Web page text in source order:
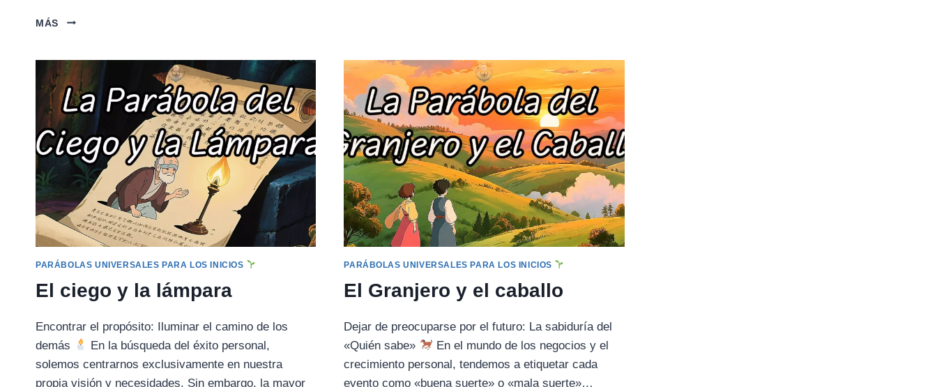
MÁS
LA
REY
Y
LA
PINTURA
DE
LA
PAZ
PARÁBOLAS UNIVERSALES PARA LOS INICIOS
El ciego y la lámpara
Encontrar el propósito: Iluminar el camino de los
demás
En la búsqueda del éxito personal,
solemos centrarnos exclusivamente en nuestra
propia visión y necesidades. Sin embargo, la mayor
PARÁBOLAS UNIVERSALES PARA LOS INICIOS
El Granjero y el caballo
Dejar de preocuparse por el futuro: La sabiduría del
«Quién sabe»
En el mundo de los negocios y el
crecimiento personal, tendemos a etiquetar cada
evento como «buena suerte» o «mala suerte»…